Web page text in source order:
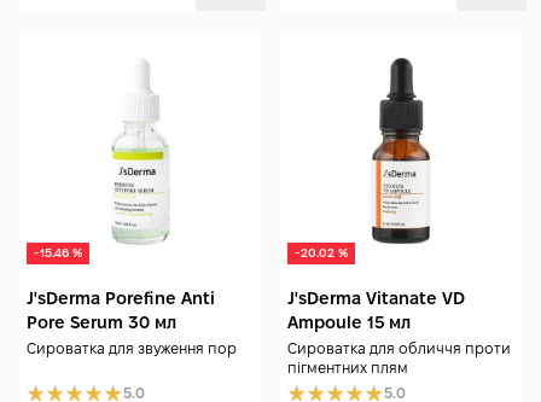
-15.46 %
J'sDerma Porefine Anti
Pore Serum 30 мл
Сироватка для звуження пор
5.0
-20.02 %
J'sDerma Vitanate VD
Ampoule 15 мл
Сироватка для обличчя проти
пігментних плям
5.0